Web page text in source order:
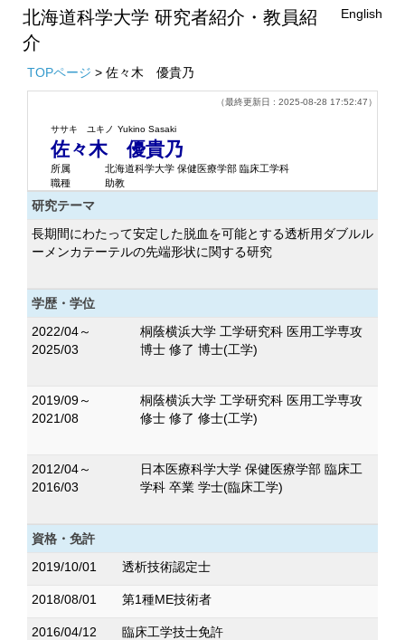
北海道科学大学 研究者紹介・教員紹
介
English
TOPページ > 佐々木 優貴乃
（最終更新日 : 2025-08-28 17:52:47）
ササキ ユキノ Yukino Sasaki
佐々木 優貴乃
所属
北海道科学大学 保健医療学部 臨床工学科
職種
助教
研究テーマ
長期間にわたって安定した脱血を可能とする透析用ダブルル
ーメンカテーテルの先端形状に関する研究
学歴・学位
2022/04～
2025/03
桐蔭横浜大学 工学研究科 医用工学専攻
博士 修了 博士(工学)
2019/09～
2021/08
桐蔭横浜大学 工学研究科 医用工学専攻
修士 修了 修士(工学)
2012/04～
2016/03
日本医療科学大学 保健医療学部 臨床工
学科 卒業 学士(臨床工学)
資格・免許
2019/10/01
透析技術認定士
2018/08/01 第1種ME技術者
2016/04/12 臨床工学技士免許